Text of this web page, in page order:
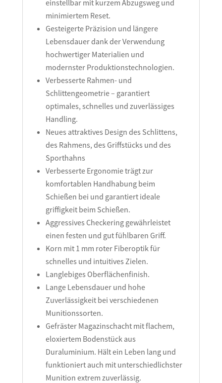
einstellbar mit kurzem Abzugsweg und
minimiertem Reset.
Gesteigerte Präzision und längere
Lebensdauer dank der Verwendung
hochwertiger Materialien und
modernster Produktionstechnologien.
Verbesserte Rahmen- und
Schlittengeometrie – garantiert
optimales, schnelles und zuverlässiges
Handling.
Neues attraktives Design des Schlittens,
des Rahmens, des Griffstücks und des
Sporthahns
Verbesserte Ergonomie trägt zur
komfortablen Handhabung beim
Schießen bei und garantiert ideale
griffigkeit beim Schießen.
Aggressives Checkering gewährleistet
einen festen und gut fühlbaren Griff.
Korn mit 1 mm roter Fiberoptik für
schnelles und intuitives Zielen.
Langlebiges Oberflächenfinish.
Lange Lebensdauer und hohe
Zuverlässigkeit bei verschiedenen
Munitionssorten.
Gefräster Magazinschacht mit flachem,
eloxiertem Bodenstück aus
Duraluminium. Hält ein Leben lang und
funktioniert auch mit unterschiedlichster
Munition extrem zuverlässig.